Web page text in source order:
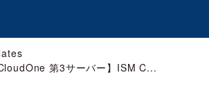
第3サーバー】ISM C...